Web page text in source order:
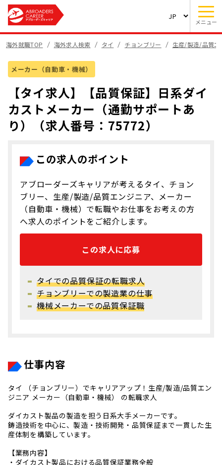
メニュー
海外就職TOP 海外求人検索 タイ チョンブリー 生産/製造/品質エ
メーカー（自動車・機械）
【タイ求人】【品質保証】日系ダイ
カストメーカー（通勤サポートあ
り）（求人番号：75772）
この求人のポイント
アブローダーズキャリアが考えるタイ、チョン
ブリー、生産/製造/品質エンジニア、メーカー
（自動車・機械）で転職やお仕事をお考えの方
へ求人のポイントをご紹介します。
この求人に応募
タイでの品質保証の転職求人
チョンブリーでの製造業の仕事
機械メーカーでの品質保証職
仕事内容
タイ （チョンブリー）でキャリアアップ！生産/製造/品質エン
ジニア メーカー（自動車・機械） の転職求人
ダイカスト製品の製造を担う日系大手メーカーです。
鋳造技術を中心に、製造・技術開発・品質保証まで一貫した生
産体制を構築しています。
【業務内容】
・ダイカスト製品における品質保証業務全般